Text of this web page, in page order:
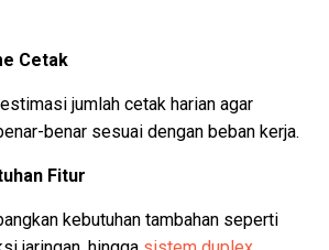
Cetak
jumlah cetak harian agar
benar sesuai dengan beban kerja.
Fitur
kebutuhan tambahan seperti